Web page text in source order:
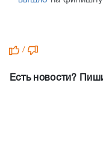
/
Есть новости?